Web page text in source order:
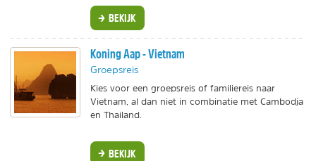
BEKIJK
Koning Aap - Vietnam
Groepsreis
Kies voor een groepsreis of familiereis naar
Vietnam, al dan niet in combinatie met Cambodja
en Thailand.
BEKIJK